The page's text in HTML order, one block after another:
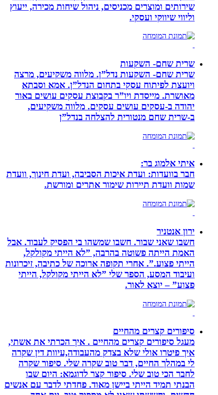
שירותים ומוצרים מכניסים, ניהול שיחות מכירה, ייעוץ
וליווי שיווקי ועסקי.
שרית שחם- השקעות
שרית שחם- השקעות נדל”ן. מלווה משקיעים, מרצה
ויועצת לפיתוח עסקי בתחום הנדל”ן. אמא וסבתא
מאושרת. ‏מייסדת ויו”ר בקבוצת עסקים עושים באור
יהודה‏ ב-‏עסקים עושים עסקים‏. ‏מלווה משקיעים,
ב-‏שרית שחם מנטורית להצלחה בנדל”ן‏
איתי אלמוג בר:
חבר בוועדות: ועדת איכות הסביבה, ועדת חינוך, וועדת
שמות וועדת תיירות שימור אתרים ומורשת.
ירון אנטניר
חשבו שאני שבור. חשבו שמשהו בי הפסיק לעבוד. אבל
האמת הייתה פשוטה בהרבה, ”לא הייתי מקולקל,
הייתי פצוע.”. אחרי תקופה ארוכה של כתיבה, זיכרונות
ועיבוד המסע, הספר שלי ”לא הייתי מקולקל, הייתי
פצוע” – יוצא לאור.
סיפורים קצרים מהחיים
מעגל סיפורים קצרים מהחיים . איך הכרתי את אשתי,
איך פיטרו אולי שלא בצדק מהעבודה,עיוות דין שקרה
לי במהלך החיים, דבר טוב שקרה שלי. סיפור שקרה
לחבר הכי טוב שלי. סיפור קצר לדוגמא: היום שבו
הבנתי תמיד הייתי ביישן מאוד. פחדתי לדבר עם אנשים